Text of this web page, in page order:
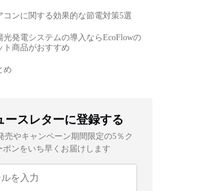
コンに関する効果的な節電対策5選
光発電システムの導入ならEcoFlowの
ト商品がおすすめ
め
ースレターに登録する
売やキャンペーン期間限定の5％ク
ポンをいち早くお届けします